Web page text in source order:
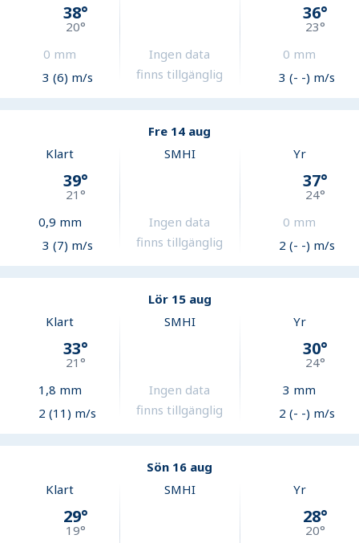
38°
20°
0 mm
3 (6) m/s
Ingen data
finns tillgänglig
36°
23°
0 mm
3 (- -) m/s
Fre 14 aug
Klart
39°
21°
0,9 mm
3 (7) m/s
SMHI
Ingen data
finns tillgänglig
Yr
37°
24°
0 mm
2 (- -) m/s
Lör 15 aug
Klart
33°
21°
1,8 mm
2 (11) m/s
SMHI
Ingen data
finns tillgänglig
Yr
30°
24°
3 mm
2 (- -) m/s
Sön 16 aug
Klart
29°
19°
SMHI Yr
28°
20°